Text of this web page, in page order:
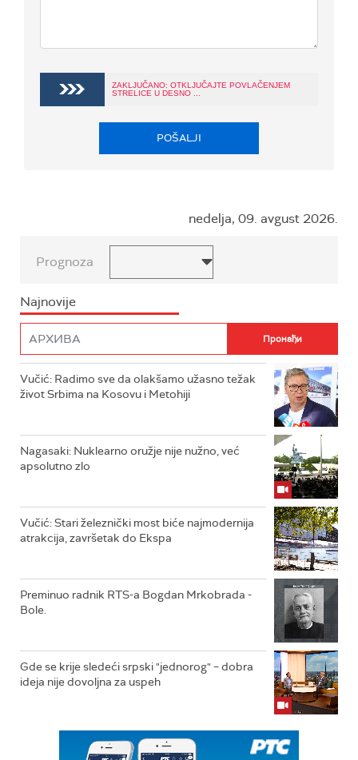
ZAKLJUČANO: OTKLJUČAJTE POVLAČENJEM
STRELICE U DESNO ...
POŠALJI
nedelja, 09. avgust 2026.
Prognoza
Najnovije
Vučić: Radimo sve da olakšamo užasno težak
život Srbima na Kosovu i Metohiji
Nagasaki: Nuklearno oružje nije nužno, već
apsolutno zlo
Vučić: Stari železnički most biće najmodernija
atrakcija, završetak do Ekspa
Preminuo radnik RTS-a Bogdan Mrkobrada -
Bole.
Gde se krije sledeći srpski "jednorog" – dobra
ideja nije dovoljna za uspeh